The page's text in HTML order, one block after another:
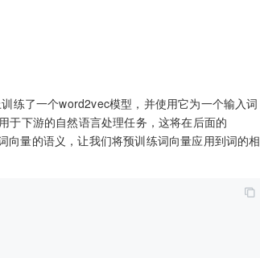
练了一个word2vec模型，并使用它为一个输入词
于下游的自然语言处理任务，这将在后面的
量的语义，让我们将预训练词向量应用到词的相